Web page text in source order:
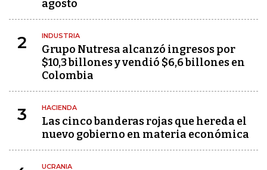
agosto
2 INDUSTRIA
Grupo Nutresa alcanzó ingresos por
$10,3 billones y vendió $6,6 billones en
Colombia
3 HACIENDA
Las cinco banderas rojas que hereda el
nuevo gobierno en materia económica
UCRANIA